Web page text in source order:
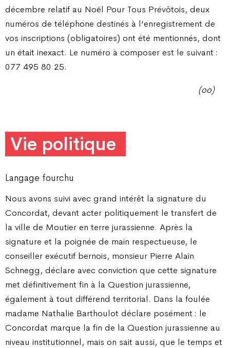
décembre relatif au Noël Pour Tous Prévôtois, deux
numéros de téléphone destinés à l’enregistrement de
vos inscriptions (obligatoires) ont été mentionnés, dont
un était inexact. Le numéro à composer est le suivant :
077 495 80 25.
(oo)
Vie politique
Langage fourchu
Nous avons suivi avec grand intérêt la signature du
Concordat, devant acter politiquement le transfert de
la ville de Moutier en terre jurassienne. Après la
signature et la poignée de main respectueuse, le
conseiller exécutif bernois, monsieur Pierre Alain
Schnegg, déclare avec conviction que cette signature
met définitivement fin à la Question jurassienne,
également à tout différend territorial. Dans la foulée
madame Nathalie Barthoulot déclare posément : le
Concordat marque la fin de la Question jurassienne au
niveau institutionnel, mais on sait aussi, que le temps et